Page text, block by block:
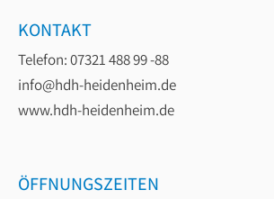
KONTAKT
Telefon: 07321 488 99 -88
info@hdh-heidenheim.de
www.hdh-heidenheim.de
ÖFFNUNGSZEITEN